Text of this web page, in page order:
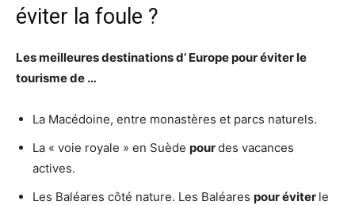
éviter la foule ?
Les meilleures destinations d’ Europe pour éviterle
tourismede …
La Macédoine, entre monastères et parcs naturels.
La « voie royale » en Suède pourdes vacances
actives.
Les Baléares côté nature. Les Baléares pour éviter le